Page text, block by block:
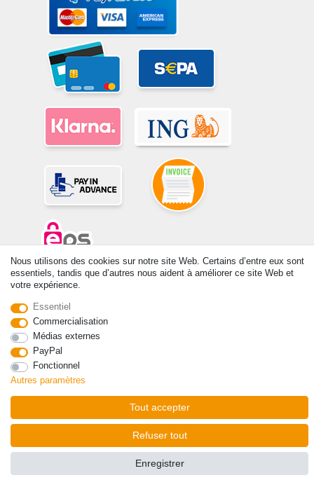
© Copyright 2026 | Tous droits réservés. -Tous droits réservés – Les
prix indiqués par le Vendeur au moment de la commande sont libellés
en Euros TTC. Les conditions s’appliquent aux livraisons en France !
Nous utilisons des cookies sur notre site Web. Certains d’entre eux sont
essentiels, tandis que d’autres nous aident à améliorer ce site Web et
votre expérience.
Essentiel
Commercialisation
Médias externes
PayPal
Fonctionnel
Autres paramètres
Tout accepter
Refuser tout
Enregistrer
Rétracter le contrat ici